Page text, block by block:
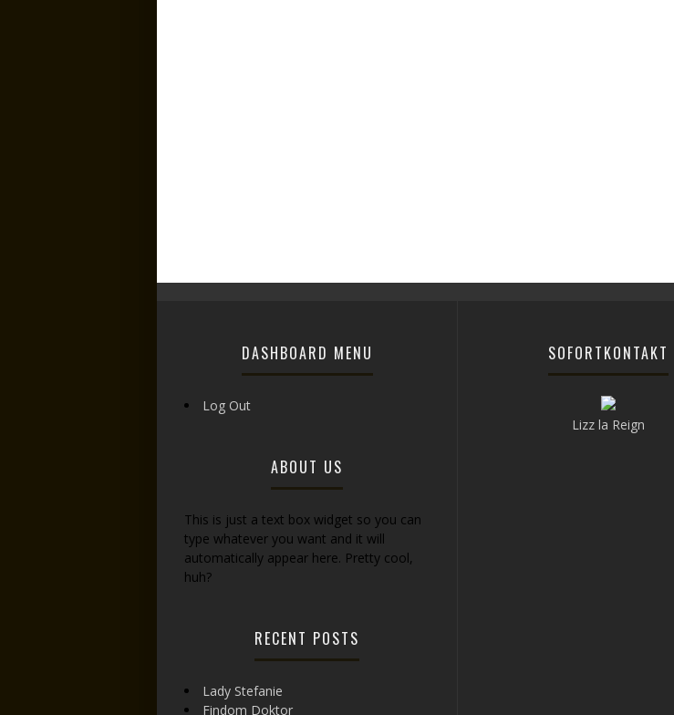
DASHBOARD MENU
Log Out
ABOUT US
This is just a text box widget so you can
type whatever you want and it will
automatically appear here. Pretty cool,
huh?
RECENT POSTS
Lady Stefanie
Findom Doktor
SOFORTKONTAKT
Lizz la Reign